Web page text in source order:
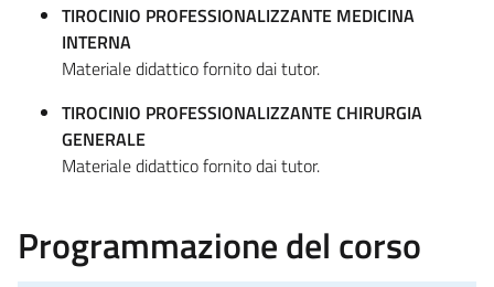
TIROCINIO PROFESSIONALIZZANTE MEDICINA
INTERNA
Materiale didattico fornito dai tutor.
TIROCINIO PROFESSIONALIZZANTE CHIRURGIA
GENERALE
Materiale didattico fornito dai tutor.
Programmazione del corso